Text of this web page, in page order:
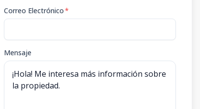
Correo Electrónico*
Mensaje